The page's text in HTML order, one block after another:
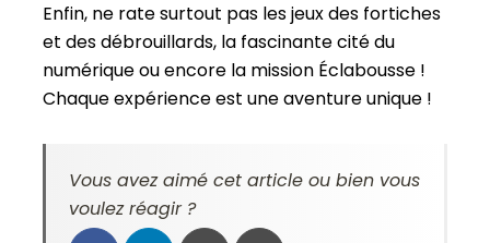
Enfin, ne rate surtout pas les jeux des fortiches
et des débrouillards, la fascinante cité du
numérique ou encore la mission Éclabousse !
Chaque expérience est une aventure unique !
Vous avez aimé cet article ou bien vous
voulez réagir ?